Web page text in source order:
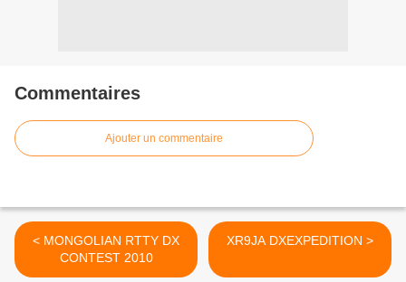
Commentaires
Ajouter un commentaire
< MONGOLIAN RTTY DX
CONTEST 2010
XR9JA DXEXPEDITION >